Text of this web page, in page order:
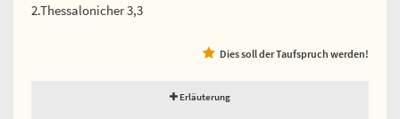
2.Thessalonicher 3,3
Dies soll der Taufspruch werden!
Erläuterung